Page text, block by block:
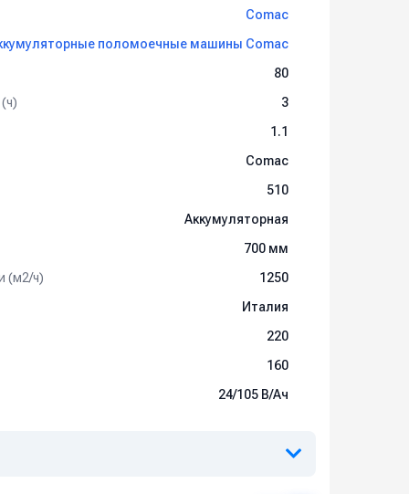
Comac
поломоечные машины Comac
80
3
1.1
Comac
510
Аккумуляторная
700 мм
(м2/ч)
1250
Италия
220
160
24/105 В/Ач